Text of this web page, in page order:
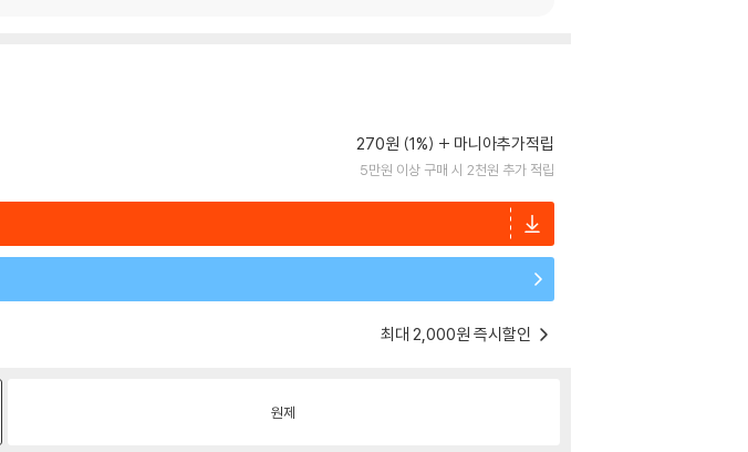
270원 (1%) 마니아추가적립
5만원 이상 구매 시 2천원 추가 적립
최대 2,000원 즉시할인
원제